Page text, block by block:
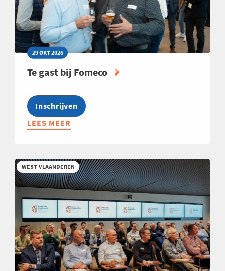
29 OKT 2026
Te gast bij Fomeco
Inschrijven
LEES MEER
ABOUT
BIJ
FOMECO
WEST-VLAANDEREN